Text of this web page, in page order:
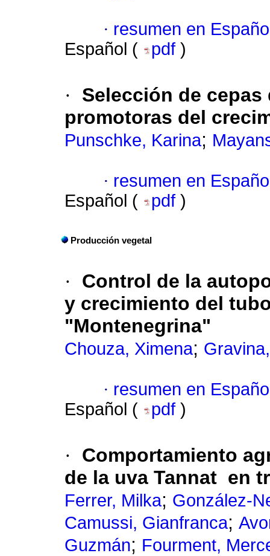
· resumen en
Español (
pdf )
·
Selección de
promotoras del
Punschke, Karina;
· resumen en
Español (
pdf )
Producción vegetal
·
Control de la
y crecimiento del
"Montenegrina"
Chouza, Ximena;
· resumen en
Español (
pdf )
·
Comportamiento
de la uva Tannat en
Ferrer, Milka; González-
Camussi, Gianfranca;
Guzmán; Fourment,